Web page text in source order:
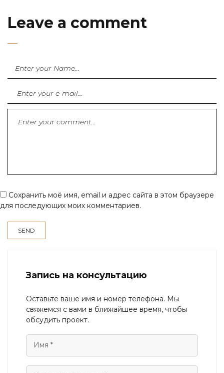
Leave a comment
Сохранить моё имя, email и адрес сайта в этом браузере
для последующих моих комментариев.
Запись на консультацию
Оставьте ваше имя и номер телефона. Мы
свяжемся с вами в ближайшее время, чтобы
обсудить проект.